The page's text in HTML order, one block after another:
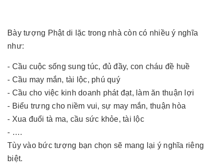
Bày tượng Phật di lặc trong nhà còn có nhiều ý nghĩa
như:
- Cầu cuộc sống sung túc, đủ đầy, con cháu đề huề
- Cầu may mắn, tài lộc, phú quý
- Cầu cho việc kinh doanh phát đạt, làm ăn thuận lợi
- Biểu trưng cho niềm vui, sự may mắn, thuận hòa
- Xua đuổi tà ma, cầu sức khỏe, tài lộc
- ….
Tùy vào bức tượng bạn chọn sẽ mang lại ý nghĩa riêng
biệt.